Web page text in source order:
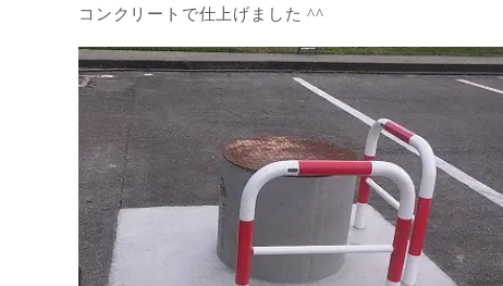
コンクリートで仕上げました ^^